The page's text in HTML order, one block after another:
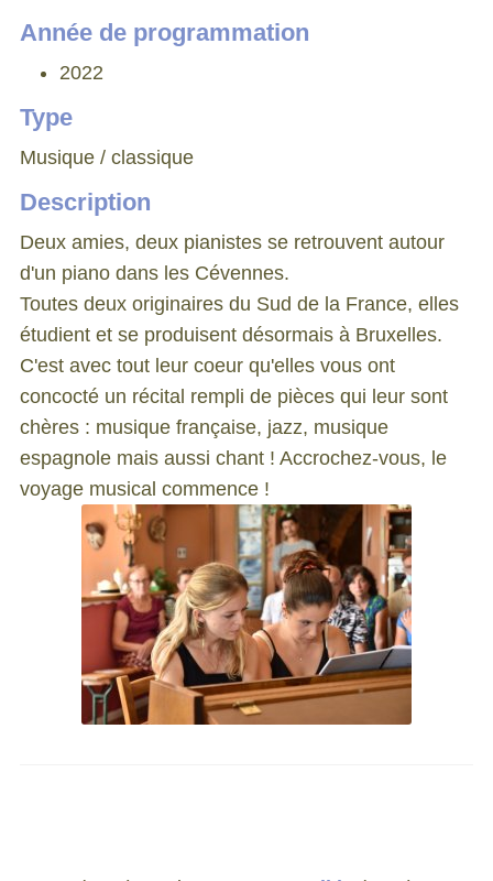
Année de programmation
2022
Type
Musique / classique
Description
Deux amies, deux pianistes se retrouvent autour
d'un piano dans les Cévennes.
Toutes deux originaires du Sud de la France, elles
étudient et se produisent désormais à Bruxelles.
C'est avec tout leur coeur qu'elles vous ont
concocté un récital rempli de pièces qui leur sont
chères : musique française, jazz, musique
espagnole mais aussi chant ! Accrochez-vous, le
voyage musical commence !